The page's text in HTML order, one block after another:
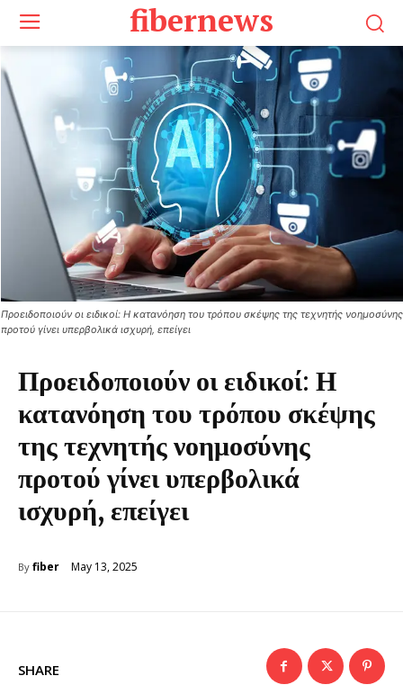
fibernews
Προειδοποιούν οι ειδικοί: Η
κατανόηση του τρόπου σκέψης
της τεχνητής νοημοσύνης
προτού γίνει υπερβολικά
ισχυρή, επείγει
By fiber May 13, 2025
Προειδοποιούν οι ειδικοί: Η κατανόηση του τρόπου σκέψης της τεχνητής νοημοσύνης
προτού γίνει υπερβολικά ισχυρή, επείγει
SHARE